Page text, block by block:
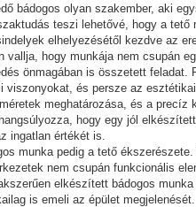
bádogos olyan szakember, aki
teszi lehetővé, hogy a
elhelyezésétől kezdve az
vallja, hogy munkája nem csupán
önmagában is összetett feladat.
viszonyokat, és persze az
meghatározása, és a precíz
hogy egy jól
ingatlan értékét is.
munka pedig a tető
nem csupán funkcionális
elkészített bádogos
is emeli az épület megjelenését.